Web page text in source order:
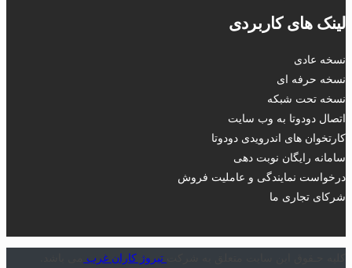
لینک های کاربردی
نسخه عادی
نسخه حرفه ای
نسخه تحت شبکه
اتصال دودوتا به وب سایت
کارتخوان های اندرویدی دودوتا
سامانه رایگان نوبت دهی
درخواست نمایندگی و عاملیت فروش
شرکای تجاری ما
تیروژ کاران غرب